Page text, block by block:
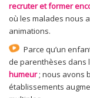
recruter et former
où les malades nous
animations.
Parce qu’un
de parenthèses dans
humeur; nous avons
établissements